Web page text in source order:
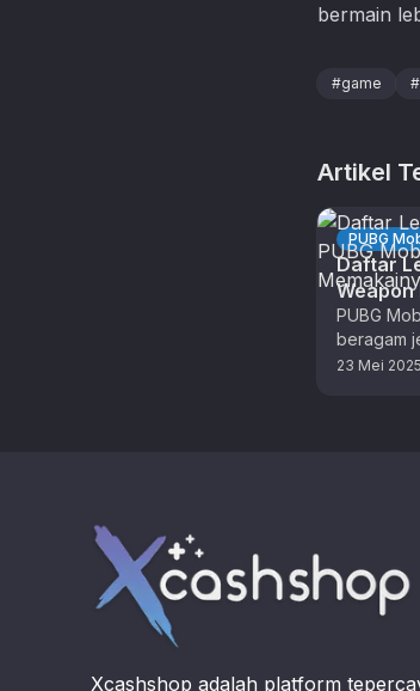
bermain
#game #
Artikel
PUBG
Daftar
Weapon
Tips
PUBG
beragam
23 Mei 2025
Xcashshop adalah platform